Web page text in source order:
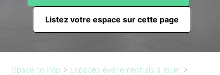
Listez votre espace sur cette page
Space to Pop > Espaces événementiels à louer >